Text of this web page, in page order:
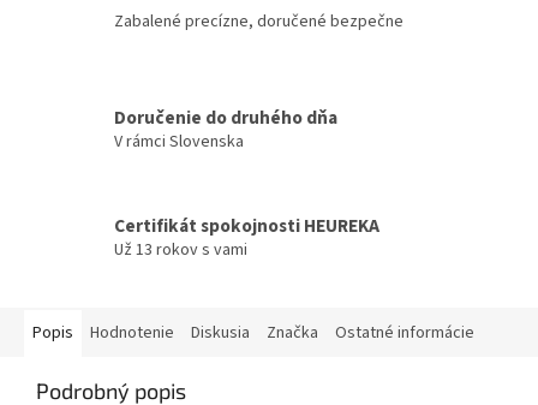
Zabalené precízne, doručené bezpečne
Doručenie do druhého dňa
V rámci Slovenska
Certifikát spokojnosti HEUREKA
Už 13 rokov s vami
Popis Hodnotenie Diskusia Značka Ostatné informácie
Podrobný popis